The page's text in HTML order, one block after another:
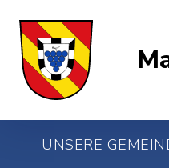
UNSERE